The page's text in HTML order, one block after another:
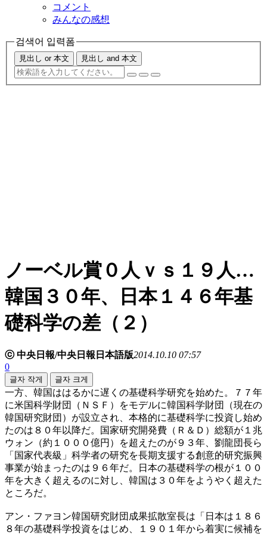
コメント
みんなの感想
검색어 입력폼
見出し or 本文 見出し and 本文
ノーベル賞０人ｖｓ１９人…
韓国３０年、日本１４６年基
礎科学の差（２）
ⓒ 中央日報/中央日報日本語版2014.10.10 07:57
0
글자 작게 글자 크게
一方、韓国ははるかに遅くの基礎科学研究を始めた。７７年
に米国科学財団（ＮＳＦ）をモデルに韓国科学財団（現在の
韓国研究財団）が設立され、本格的に基礎科学に投資し始め
たのは８０年以降だ。国家研究開発費（Ｒ＆Ｄ）総額が１兆
ウォン（約１０００億円）を超えたのが９３年、劉龍団長ら
「国家代表級」科学者の研究を長期支援する創意的研究振興
事業が始まったのは９６年だ。日本の基礎科学の根が１００
年を大きく超えるのに対し、韓国は３０年をようやく超えた
ところだ。
アン・ファヨン韓国研究財団成果拡散室長は「日本は１８６
８年の基礎科学投資をはじめ、１９０１年から着実に候補を